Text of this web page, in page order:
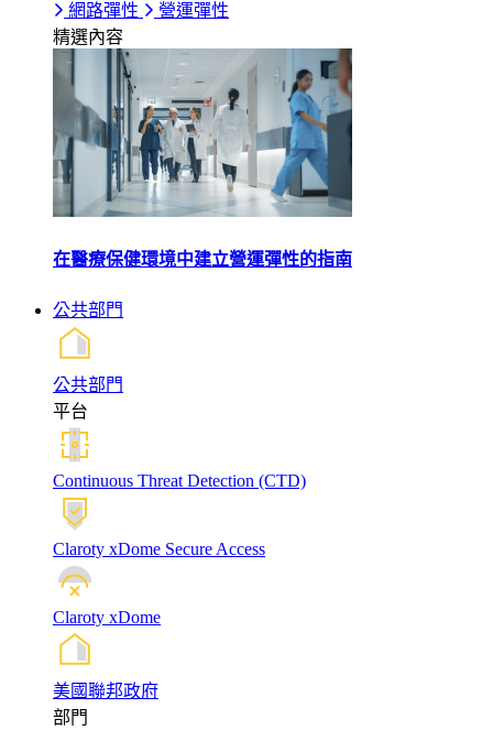
網路彈性
營運彈性
精選內容
在醫療保健環境中建立營運彈性的指南
公共部門
公共部門
平台
Continuous Threat Detection (CTD)
Claroty xDome Secure Access
Claroty xDome
美國聯邦政府
部門